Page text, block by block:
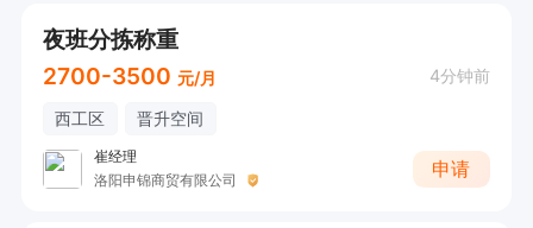
夜班分拣称重
2700-3500 元/月 4分钟前
西工区 晋升空间
崔经理
洛阳申锦商贸有限公司
申请